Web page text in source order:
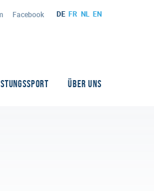
Facebook DE FR NL EN
ÜBER UNS